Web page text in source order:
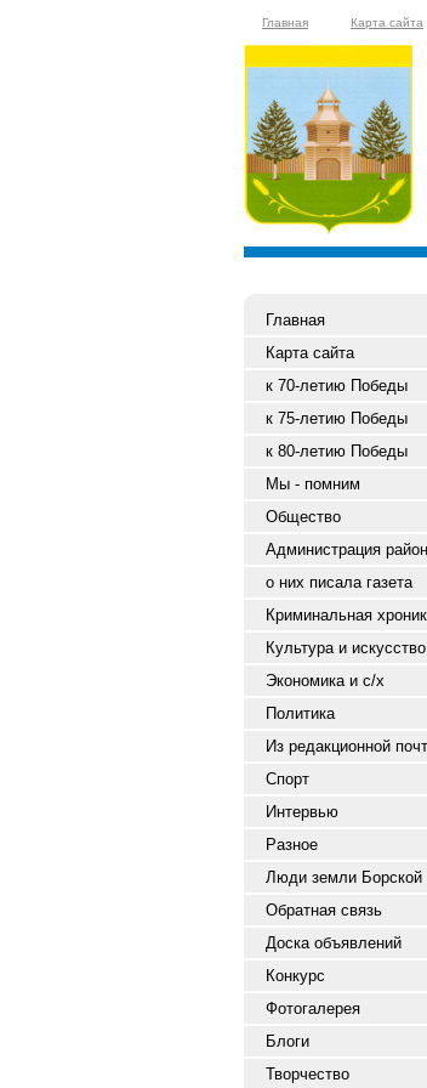
Главная Карта сайта
Главная
Карта сайта
к 70-летию Победы
к 75-летию Победы
к 80-летию Победы
Мы - помним
Общество
Администрация
о них писала газета
Криминальная
Культура и искусство
Экономика и с/х
Политика
Из редакционной
Спорт
Интервью
Разное
Люди земли Борской
Обратная связь
Доска объявлений
Конкурс
Фотогалерея
Блоги
Творчество